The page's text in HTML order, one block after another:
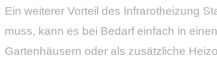
Ein weiterer Vorteil des Infrarotheizung
muss, kann es bei Bedarf einfach in
Gartenhäusern oder als zusätzliche